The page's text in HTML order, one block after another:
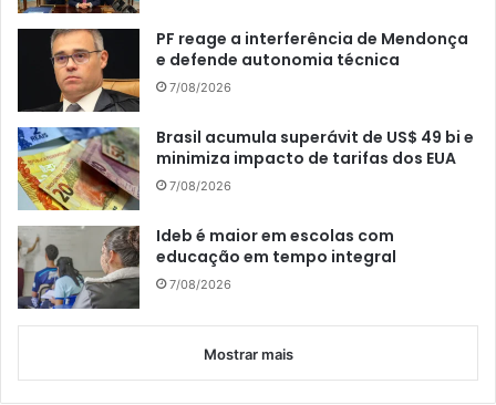
PF reage a interferência de Mendonça
e defende autonomia técnica
7/08/2026
Brasil acumula superávit de US$ 49 bi e
minimiza impacto de tarifas dos EUA
7/08/2026
Ideb é maior em escolas com
educação em tempo integral
7/08/2026
Mostrar mais